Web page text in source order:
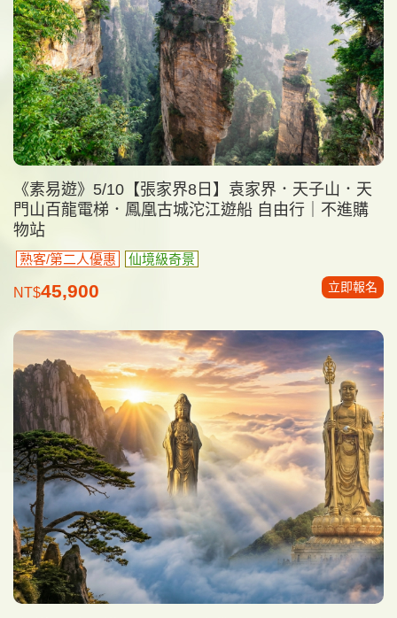
《素易遊》5/10【張家界8日】袁家界．天子山．天
門山百龍電梯．鳳凰古城沱江遊船 自由行｜不進購
物站
熟客/第二人優惠 仙境級奇景
NT$45,900 立即報名